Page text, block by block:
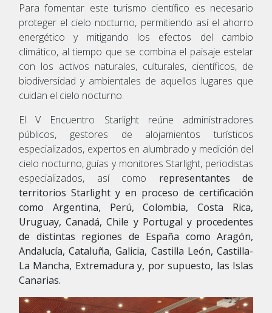
Para fomentar este turismo científico es necesario
proteger el cielo nocturno, permitiendo así el ahorro
energético y mitigando los efectos del cambio
climático, al tiempo que se combina el paisaje estelar
con los activos naturales, culturales, científicos, de
biodiversidad y ambientales de aquellos lugares que
cuidan el cielo nocturno.
El V Encuentro Starlight reúne administradores
públicos, gestores de alojamientos turísticos
especializados, expertos en alumbrado y medición del
cielo nocturno, guías y monitores Starlight, periodistas
especializados, así como representantes de
territorios Starlight y en proceso de certificación
como Argentina, Perú, Colombia, Costa Rica,
Uruguay, Canadá, Chile y Portugal y procedentes
de distintas regiones de España como Aragón,
Andalucía, Cataluña, Galicia, Castilla León, Castilla-
La Mancha, Extremadura y, por supuesto, las Islas
Canarias.